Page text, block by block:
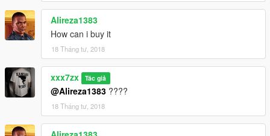
Alireza1383
How can i buy it
18 Tháng tư, 2018
xxx7zx Tác giả
@Alireza1383 ????
18 Tháng tư, 2018